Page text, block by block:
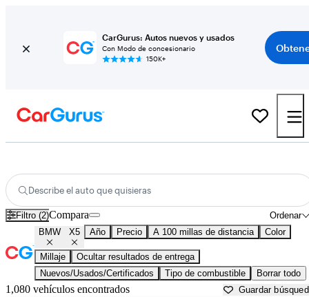
CarGurus: Autos nuevos y usados
Con Modo de concesionario
150K+
Describe el auto que quisieras
Filtro (2) Ordenar
Compara
BMW X5 Año Precio A 100 millas de distancia Color
Millaje
Ocultar resultados de entrega
Nuevos/Usados/Certificados
Tipo de combustible Borrar todo
1,080 vehículos encontrados Guardar